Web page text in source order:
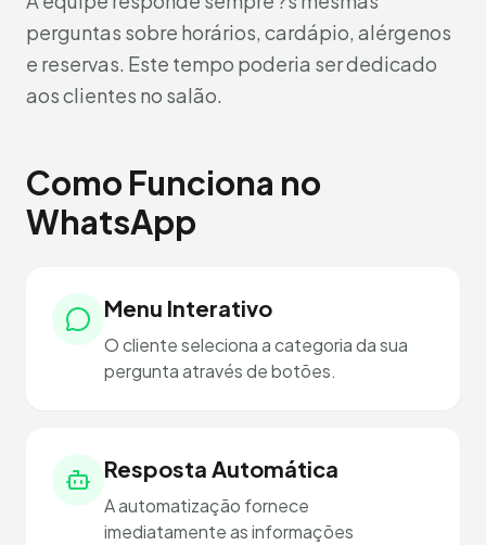
perguntas sobre horários, cardápio, alérgenos
e reservas. Este tempo poderia ser dedicado
aos clientes no salão.
Como Funciona no
WhatsApp
Menu Interativo
O cliente seleciona a categoria da sua
pergunta através de botões.
Resposta Automática
A automatização fornece
imediatamente as informações